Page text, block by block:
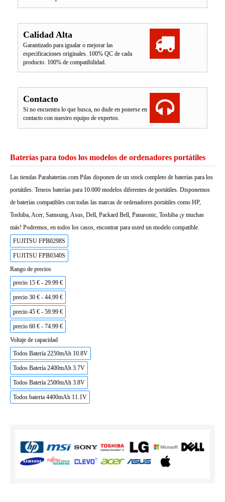
Calidad Alta
Garantizado para igualar o mejorar las
especificaciones originales. 100% QC de cada
producto. 100% de compatibilidad.
Contacto
Si no encuentra lo que busca, no dude en ponerse en
contacto con nuestro equipo de expertos.
Baterías para todos los modelos de ordenadores portátiles
Las tiendas Parabaterias.com Pilas disponen de un stock completo de baterías para los
portátiles. Teneos baterías para 10.000 modelos diferentes de portátiles. Disponemos
de baterías compatibles con todas las marcas de ordenadores portátiles como HP,
Toshiba, Acer, Samsung, Asus, Dell, Packard Bell, Panasonic, Toshiba ¡y muchas
más! Podremos, en todos los casos, encontrar para usted un modelo compatible.
FUJITSU FPB0298S
FUJITSU FPB0340S
Rango de precios
precio 15 € - 29.99 €
precio 30 € - 44.99 €
precio 45 € - 59.99 €
precio 60 € - 74.99 €
Voltaje de capacidad
Todos Batería 2250mAh 10.8V
Todos Batería 2400mAh 3.7V
Todos Batería 2500mAh 3.8V
Todos bateria 4400mAh 11.1V